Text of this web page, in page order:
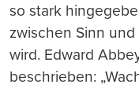
so stark
zwischen Sinn
wird. Edward
beschrieben: